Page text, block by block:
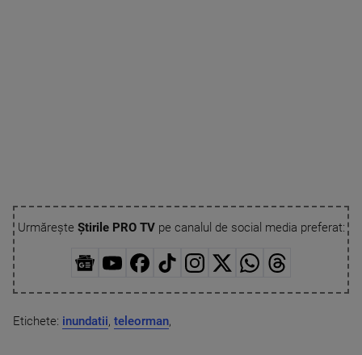
Urmărește Știrile PRO TVpe canalul de social media preferat:
Etichete: inundatii, teleorman,